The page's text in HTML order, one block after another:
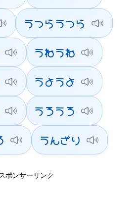
うつらうつら
うねうね
うようよ
うろうろ
うんざり
ポンサーリンク